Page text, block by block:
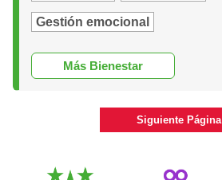
Gestión emocional
Más Bienestar
Siguiente Página